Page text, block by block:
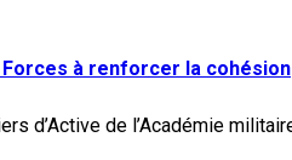
Forces à renforcer la cohésion